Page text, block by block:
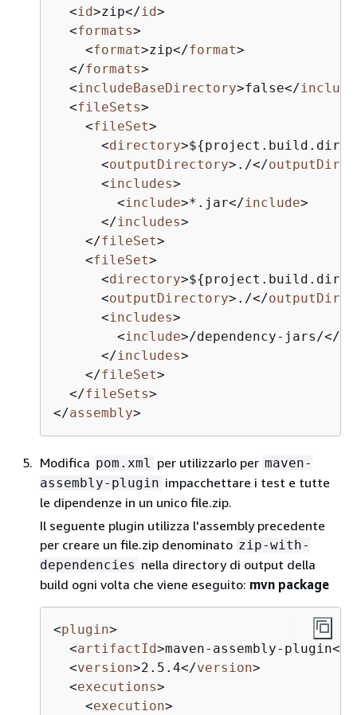
<id>zip</id>
<formats>
<format>zip</format>
</formats>
<includeBaseDirectory>false</
<fileSets>
<fileSet>
<directory>${
<outputDirectory> ./</
<includes>
<include>*.jar</include>
</includes>
</fileSet>
<fileSet>
<directory>${
<outputDirectory> ./</
<includes>
<include>/dependency-jars/</
</includes>
</fileSet>
</fileSets>
</assembly>
Modifica pom.xml per utilizzarlo per maven-
assembly-plugin impacchettare i test e tutte
le dipendenze in un unico file.zip.
Il seguente plugin utilizza l'assembly precedente
per creare un file.zip denominato zip-with-
dependencies nella directory di output della
build ogni volta che viene eseguito: mvn package
<plugin>
<artifactId>maven-assembly-plugin</
<version>2.5.4</version>
<executions>
<execution>